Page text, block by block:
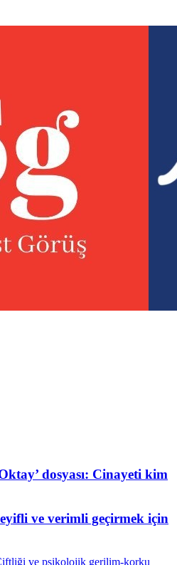
dosyası: Cinayeti kim
ve verimli geçirmek için